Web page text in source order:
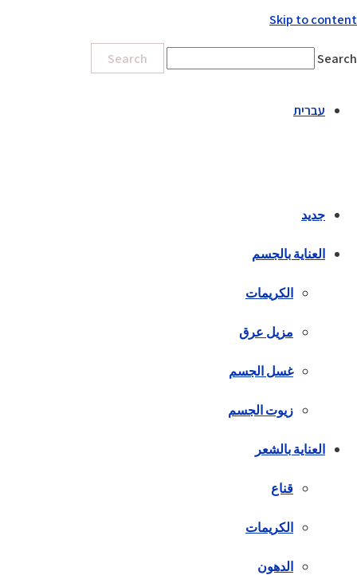
Skip to content
Search
Search
עברית
جديد
العناية بالجسم
الكريمات
مزيل عرق
غسل الجسم
زيوت الجسم
العناية بالشعر
قناع
الكريمات
الدهون